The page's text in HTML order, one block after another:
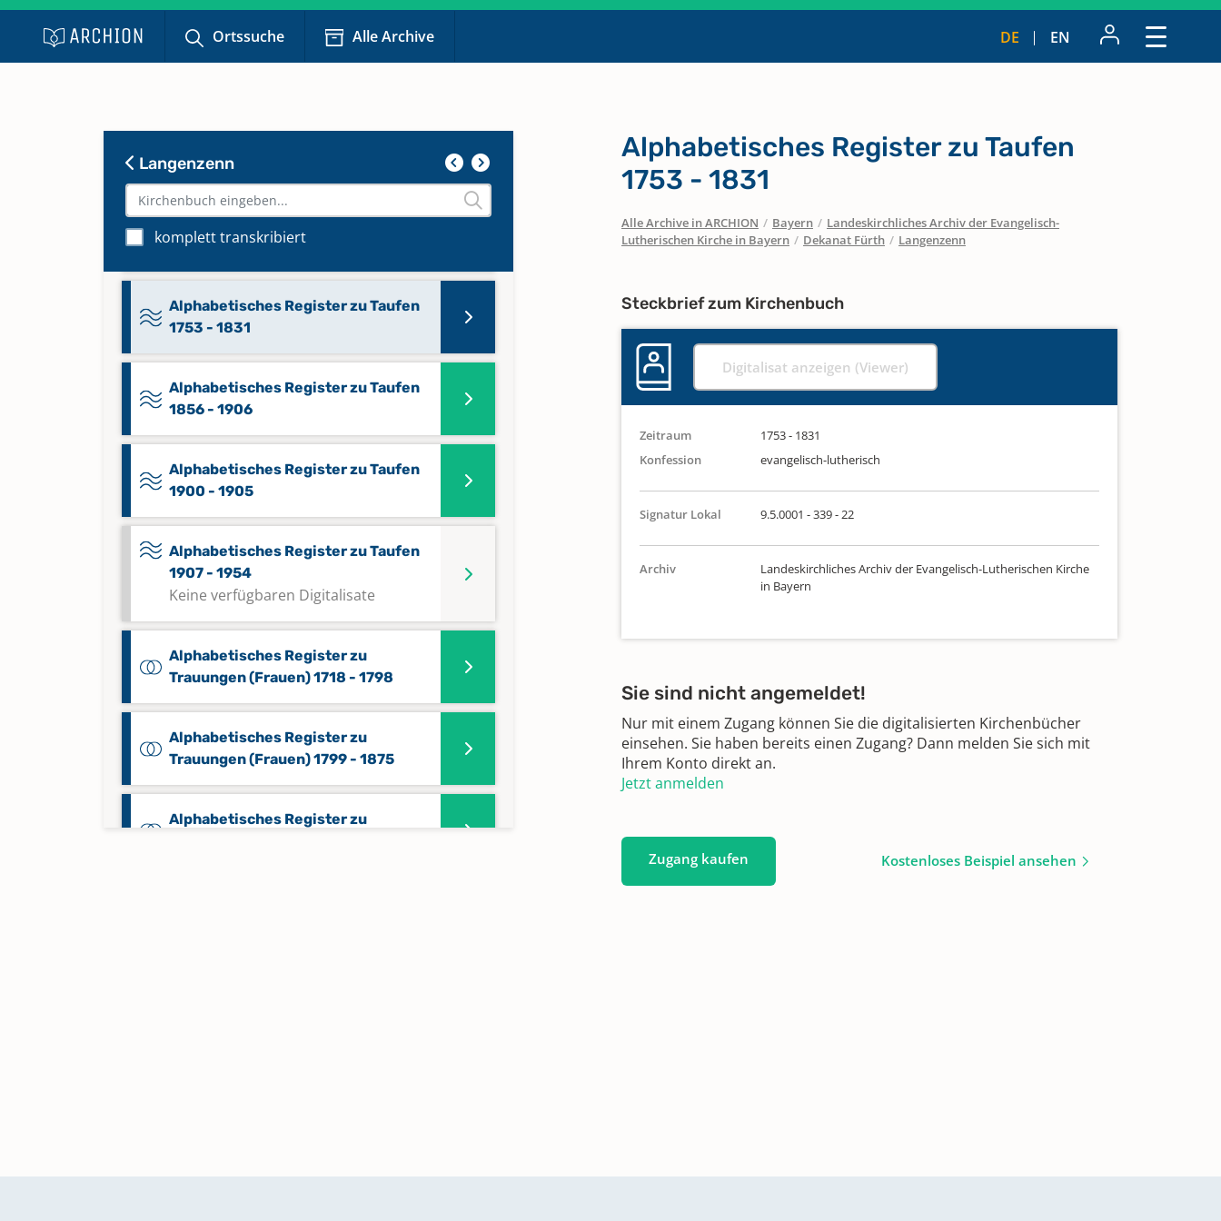
Ortssuche Alle Archive DE EN
Langenzenn
komplett transkribiert
Alphabetisches Register zu
Bestattungen 1916 - 1957
Alphabetisches Register zu
Kirchenaustritten 2014 - 2015
Keine verfügbaren Digitalisate
Alphabetisches Register zu Taufen
1753 - 1831
Alphabetisches Register zu Taufen
1856 - 1906
Alphabetisches Register zu Taufen
1900 - 1905
Alphabetisches Register zu Taufen
1907 - 1954
Keine verfügbaren Digitalisate
Alphabetisches Register zu
Trauungen (Frauen) 1718 - 1798
Alphabetisches Register zu
Trauungen (Frauen) 1799 - 1875
Alphabetisches Register zu
Alphabetisches Register zu Taufen
1753 - 1831
Alle Archive in ARCHION / Bayern / Landeskirchliches Archiv der Evangelisch-
Lutherischen Kirche in Bayern / Dekanat Fürth / Langenzenn
Steckbrief zum Kirchenbuch
Digitalisat anzeigen (Viewer)
Zeitraum
1753 - 1831
Konfession
evangelisch-lutherisch
Signatur Lokal 9.5.0001 - 339 - 22
Archiv
Landeskirchliches Archiv der Evangelisch-Lutherischen Kirche
in Bayern
Sie sind nicht angemeldet!
Nur mit einem Zugang können Sie die digitalisierten Kirchenbücher
einsehen. Sie haben bereits einen Zugang? Dann melden Sie sich mit
Ihrem Konto direkt an.
Jetzt anmelden
Zugang kaufen Kostenloses Beispiel ansehen